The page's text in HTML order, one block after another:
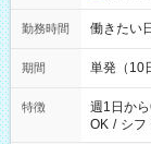
勤務時間 働きたい
期間 単発（10
特徴 週1日か
OK / シフ